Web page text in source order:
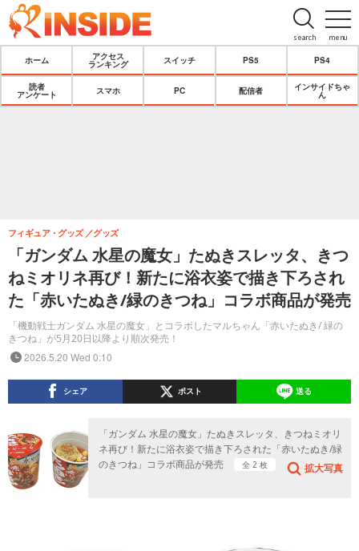
menu
search
ホーム
アクセス
ランキング
スイッチ PS5 PS4
読者
アンケート
スマホ PC 配信者
インサイドちゃ
ん
「ガンダム 水星の魔女」たぬきスレッタ、きつ
ねミオリネ再び！新たに浴衣姿で描き下ろされ
た「赤いたぬき/緑のきつね」コラボ商品が発売
「機動戦士ガンダム 水星の魔女」とコラボしたマルちゃん「赤いたぬき/ 緑の
きつね」が5月20日以降より順次発売！
フィギュア・グッズ グッズ
2026.5.20 Wed 0:10
シェア ポスト 送る
「ガンダム 水星の魔女」たぬきスレッタ、きつねミオリ
ネ再び！新たに浴衣姿で描き下ろされた「赤いたぬき/緑
のきつね」コラボ商品が発売
全 2 枚 拡大写真